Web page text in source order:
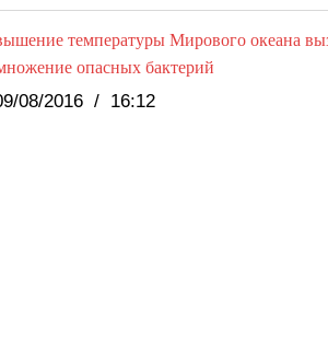
температуры Мирового океана
опасных бактерий
08/2016 / 16:12